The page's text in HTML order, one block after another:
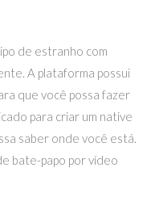
de estranho com
A plataforma possui
que você possa fazer
para criar um native
saber onde você está.
bate-papo por vídeo